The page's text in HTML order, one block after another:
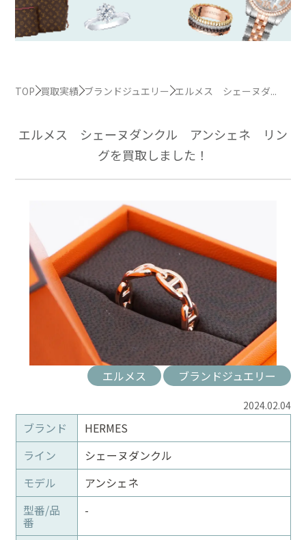
TOP 買取実績 ブランドジュエリー エルメス シェーヌダ...
エルメス シェーヌダンクル アンシェネ リン
グを買取しました！
エルメス ブランドジュエリー
2024.02.04
ブランド
HERMES
ライン
シェーヌダンクル
モデル
アンシェネ
型番/品
番
-